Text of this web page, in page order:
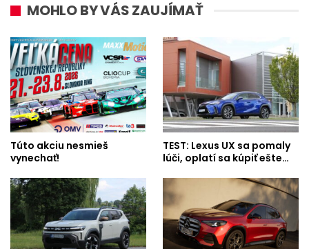
MOHLO BY VÁS ZAUJÍMAŤ
Túto akciu nesmieš
vynechať!
TEST: Lexus UX sa pomaly
lúči, oplatí sa kúpiť ešte…